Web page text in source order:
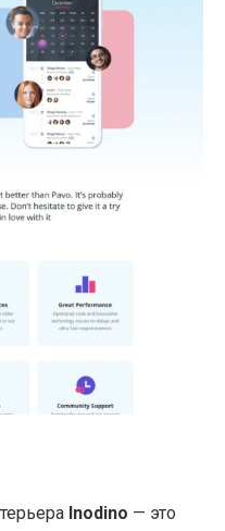
Inodino — это